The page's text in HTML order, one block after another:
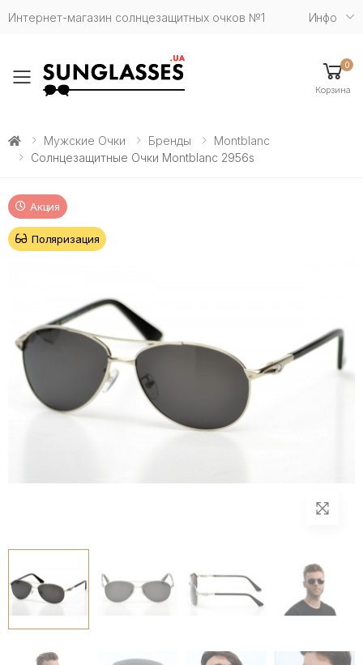
Интернет-магазин солнцезащитных очков №1 Инфо
Toggle mobile menu
0
Корзина
Мужские Очки Бренды
Montblanc
Солнцезащитные Очки Montblanc 2956s
Акция
Поляризация